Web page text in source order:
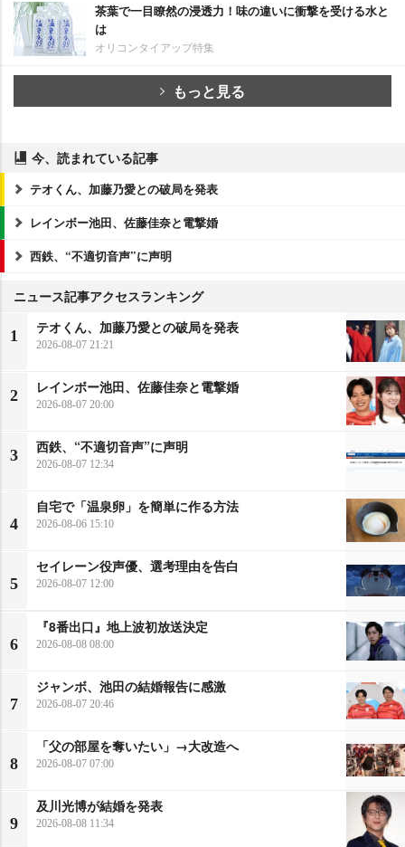
茶葉で一目瞭然の浸透力！味の違いに衝撃を受ける水と
は
オリコンタイアップ特集
もっと見る
今、読まれている記事
テオくん、加藤乃愛との破局を発表
レインボー池田、佐藤佳奈と電撃婚
西鉄、“不適切音声”に声明
ニュース記事アクセスランキング
1
テオくん、加藤乃愛との破局を発表
2026-08-07 21:21
2
レインボー池田、佐藤佳奈と電撃婚
2026-08-07 20:00
3
西鉄、“不適切音声”に声明
2026-08-07 12:34
4
自宅で「温泉卵」を簡単に作る方法
2026-08-06 15:10
5
セイレーン役声優、選考理由を告白
2026-08-07 12:00
6
『8番出口』地上波初放送決定
2026-08-08 08:00
7
ジャンボ、池田の結婚報告に感激
2026-08-07 20:46
8
「父の部屋を奪いたい」→大改造へ
2026-08-07 07:00
9
及川光博が結婚を発表
2026-08-08 11:34